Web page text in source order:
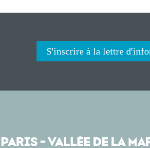
S'inscrire à la lettre
PARIS - VALLÉE DE LA